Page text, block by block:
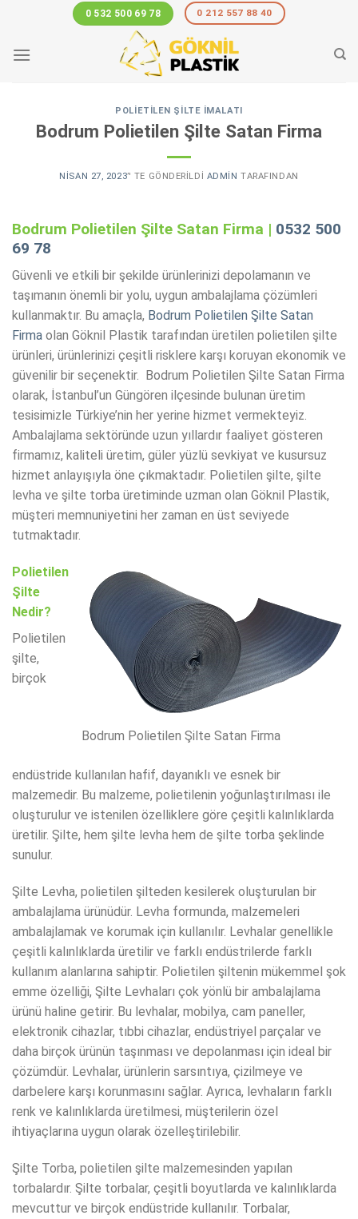
content
0 532 500 69 78 0 212 557 88 40
POLIETILEN ŞILTE İMALATI
Bodrum Polietilen Şilte Satan Firma
NISAN 27, 2023’' TE GÖNDERILDI ADMIN TARAFINDAN
Bodrum Polietilen Şilte Satan Firma | 0532 500
69 78
Güvenli ve etkili bir şekilde ürünlerinizi depolamanın ve
taşımanın önemli bir yolu, uygun ambalajlama çözümleri
kullanmaktır. Bu amaçla, Bodrum Polietilen Şilte Satan
Firma olan Göknil Plastik tarafından üretilen polietilen şilte
ürünleri, ürünlerinizi çeşitli risklere karşı koruyan ekonomik ve
güvenilir bir seçenektir. Bodrum Polietilen Şilte Satan Firma
olarak, İstanbul’un Güngören ilçesinde bulunan üretim
tesisimizle Türkiye’nin her yerine hizmet vermekteyiz.
Ambalajlama sektöründe uzun yıllardır faaliyet gösteren
firmamız, kaliteli üretim, güler yüzlü sevkiyat ve kusursuz
hizmet anlayışıyla öne çıkmaktadır. Polietilen şilte, şilte
levha ve şilte torba üretiminde uzman olan Göknil Plastik,
müşteri memnuniyetini her zaman en üst seviyede
tutmaktadır.
Bodrum Polietilen Şilte Satan Firma
Polietilen
Şilte
Nedir?
Polietilen
şilte,
birçok
endüstride kullanılan hafif, dayanıklı ve esnek bir
malzemedir. Bu malzeme, polietilenin yoğunlaştırılması ile
oluşturulur ve istenilen özelliklere göre çeşitli kalınlıklarda
üretilir. Şilte, hem şilte levha hem de şilte torba şeklinde
sunulur.
Şilte Levha, polietilen şilteden kesilerek oluşturulan bir
ambalajlama ürünüdür. Levha formunda, malzemeleri
ambalajlamak ve korumak için kullanılır. Levhalar genellikle
çeşitli kalınlıklarda üretilir ve farklı endüstrilerde farklı
kullanım alanlarına sahiptir. Polietilen şiltenin mükemmel şok
emme özelliği, Şilte Levhaları çok yönlü bir ambalajlama
ürünü haline getirir. Bu levhalar, mobilya, cam paneller,
elektronik cihazlar, tıbbi cihazlar, endüstriyel parçalar ve
daha birçok ürünün taşınması ve depolanması için ideal bir
çözümdür. Levhalar, ürünlerin sarsıntıya, çizilmeye ve
darbelere karşı korunmasını sağlar. Ayrıca, levhaların farklı
renk ve kalınlıklarda üretilmesi, müşterilerin özel
ihtiyaçlarına uygun olarak özelleştirilebilir.
Şilte Torba, polietilen şilte malzemesinden yapılan
torbalardır. Şilte torbalar, çeşitli boyutlarda ve kalınlıklarda
mevcuttur ve birçok endüstride kullanılır. Torbalar,